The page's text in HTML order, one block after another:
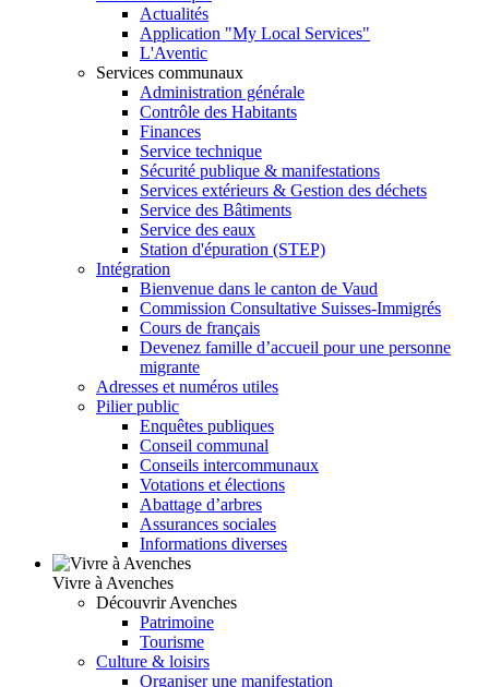
Actualités
Application "My Local Services"
L'Aventic
Services communaux
Administration générale
Contrôle des Habitants
Finances
Service technique
Sécurité publique & manifestations
Services extérieurs & Gestion des déchets
Service des Bâtiments
Service des eaux
Station d'épuration (STEP)
Intégration
Bienvenue dans le canton de Vaud
Commission Consultative Suisses-Immigrés
Cours de français
Devenez famille d’accueil pour une personne
migrante
Adresses et numéros utiles
Pilier public
Enquêtes publiques
Conseil communal
Conseils intercommunaux
Votations et élections
Abattage d’arbres
Assurances sociales
Informations diverses
Vivre à Avenches
Découvrir Avenches
Patrimoine
Tourisme
Culture & loisirs
Organiser une manifestation